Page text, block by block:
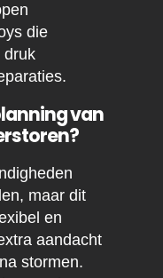
die
druk
van
maar dit
en
aandacht
stormen.